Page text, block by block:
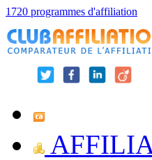
1720 programmes d'affiliation